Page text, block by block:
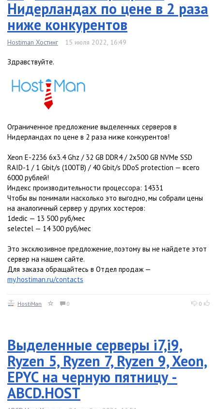
Нидерландах по цене в 2 раза
ниже конкурентов
Hostiman Хостинг 15 июля 2022, 16:49
Здравствуйте.
Ограниченное предложение выделенных серверов в
Нидерландах по цене в 2 раза ниже конкурентов!
Xeon E-2236 6x3.4 Ghz / 32 GB DDR4 / 2x500 GB NVMe SSD
RAID-1 / 1 Gbit/s (100TB) / 40 Gbit/s DDoS protection — всего
6000 рублей!
Индекс производительности процессора: 14331
Чтобы вы понимали насколько это выгодно, мы собрали цены
на аналогичный сервер у других хостеров:
1dedic — 13 500 руб/мес
selectel — 14 300 руб/мес
Это эксклюзивное предложение, поэтому вы не найдете этот
сервер на нашем сайте.
Для заказа обращайтесь в Отдел продаж —
my.hostiman.ru/contacts
HostiMan 0 0
Выделенные серверы i7,i9,
Ryzen 5, Ryzen 7, Ryzen 9, Xeon,
EPYC на черную пятницу -
ABCD.HOST